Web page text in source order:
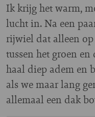
Ik krijg het warm,
lucht in. Na een
rijwiel dat alleen
tussen het groen
haal diep adem en
als we maar lang
allemaal een dak